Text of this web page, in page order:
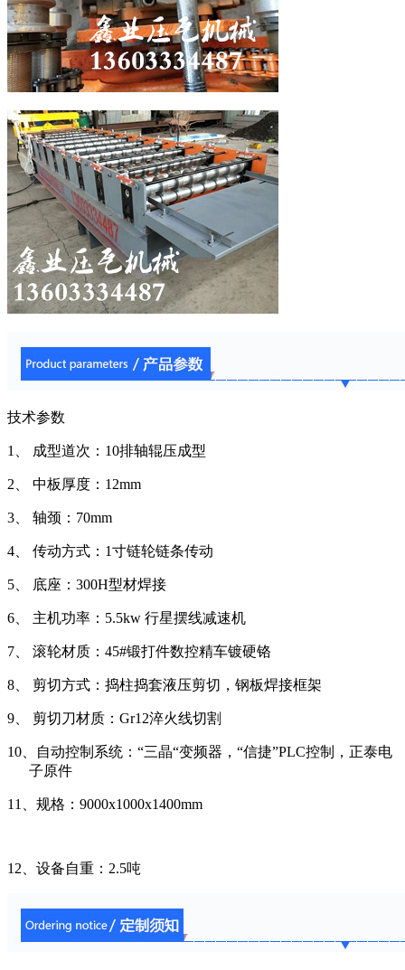
技术参数
1、 成型道次： 10排轴辊压成型
2、 中板厚度： 12mm
3、 轴颈： 70mm
4、 传动方式： 1寸链轮链条传动
5、 底座： 300H型材焊接
6、 主机功率： 5.5kw 行星摆线减速机
7、 滚轮材质： 45#锻打件数控精车镀硬铬
8、 剪切方式：捣柱捣套液压剪切，钢板焊接框架
9、 剪切刀材质： Gr12淬火线切割
10、 自动控制系统：“三晶“变频器，“信捷”PLC控制，正泰电
子原件
11、 规格： 9000x1000x1400mm
12、 设备自重： 2.5吨